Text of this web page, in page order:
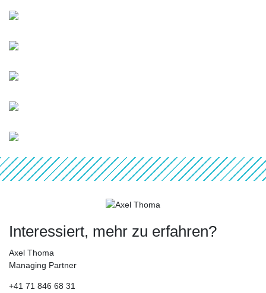
Interessiert, mehr zu erfahren?
Axel Thoma
Managing Partner
+41 71 846 68 31